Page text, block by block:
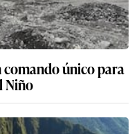
único para
Niño